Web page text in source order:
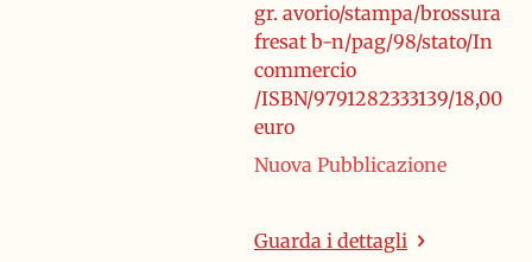
gr. avorio/stampa/brossura
fresat b-n/pag/98/stato/In
commercio
/ISBN/9791282333139/18,00
euro
Nuova Pubblicazione
Guarda i dettagli